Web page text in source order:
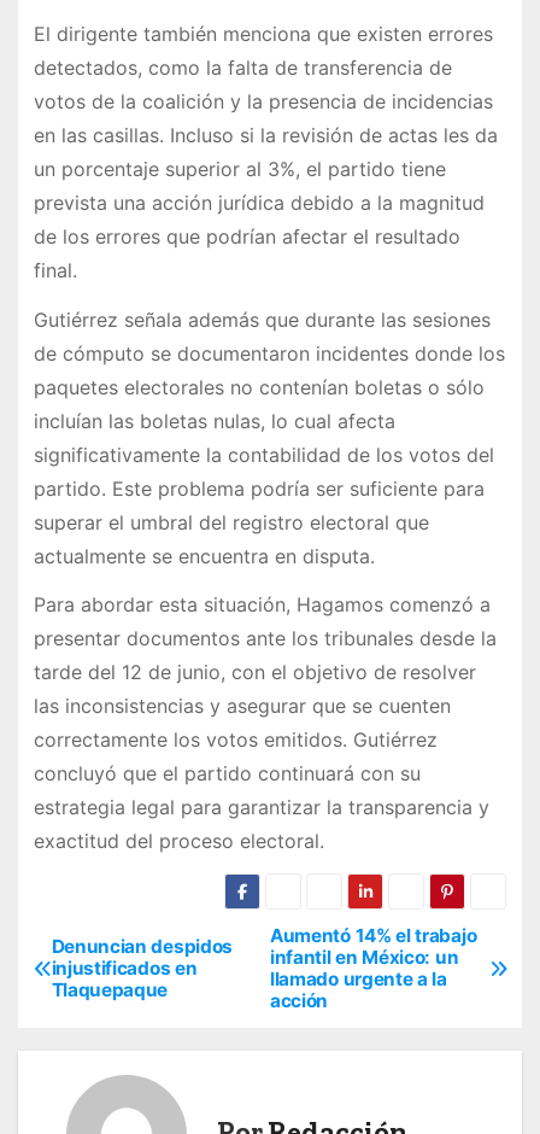
El dirigente también menciona que existen errores
detectados, como la falta de transferencia de
votos de la coalición y la presencia de incidencias
en las casillas. Incluso si la revisión de actas les da
un porcentaje superior al 3%, el partido tiene
prevista una acción jurídica debido a la magnitud
de los errores que podrían afectar el resultado
final.
Gutiérrez señala además que durante las sesiones
de cómputo se documentaron incidentes donde los
paquetes electorales no contenían boletas o sólo
incluían las boletas nulas, lo cual afecta
significativamente la contabilidad de los votos del
partido. Este problema podría ser suficiente para
superar el umbral del registro electoral que
actualmente se encuentra en disputa.
Para abordar esta situación, Hagamos comenzó a
presentar documentos ante los tribunales desde la
tarde del 12 de junio, con el objetivo de resolver
las inconsistencias y asegurar que se cuenten
correctamente los votos emitidos. Gutiérrez
concluyó que el partido continuará con su
estrategia legal para garantizar la transparencia y
exactitud del proceso electoral.
N
a
Aumentó 14% el trabajo
infantil en México: un
llamado urgente a la
acción
Denuncian despidos
injustificados en
Tlaquepaque